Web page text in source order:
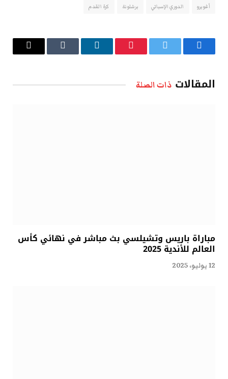
أغويرو الدوري الإسباني برشلونة كرة القدم
فيسبوك تويتر بينتيريستلينكدإن Tumblr
البريد
المقالات ذات الصلة
مباراة باريس وتشيلسي بث مباشر في نهائي كأس
العالم للأندية 2025
12 يوليو، 2025